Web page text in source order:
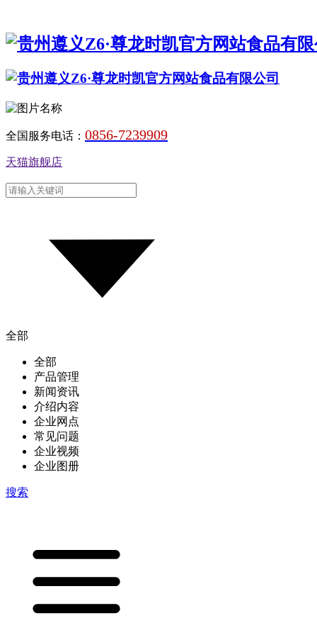
全国服务电话： 0856-7239909
天猫旗舰店
全部
全部
产品管理
新闻资讯
介绍内容
企业网点
常见问题
企业视频
企业图册
搜索